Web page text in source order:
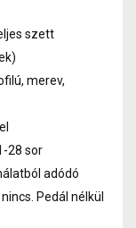
szett
merev,
28 sor
adódó
Pedál nélkül